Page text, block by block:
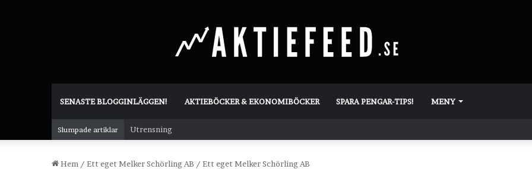
SENASTE BLOGGINLÄGGEN! AKTIEBÖCKER & EKONOMIBÖCKER SPARA PENGAR-TIPS! MENY
Slumpade artiklar Utrensning
Hem / Ett eget Melker Schörling AB / Ett eget Melker Schörling AB